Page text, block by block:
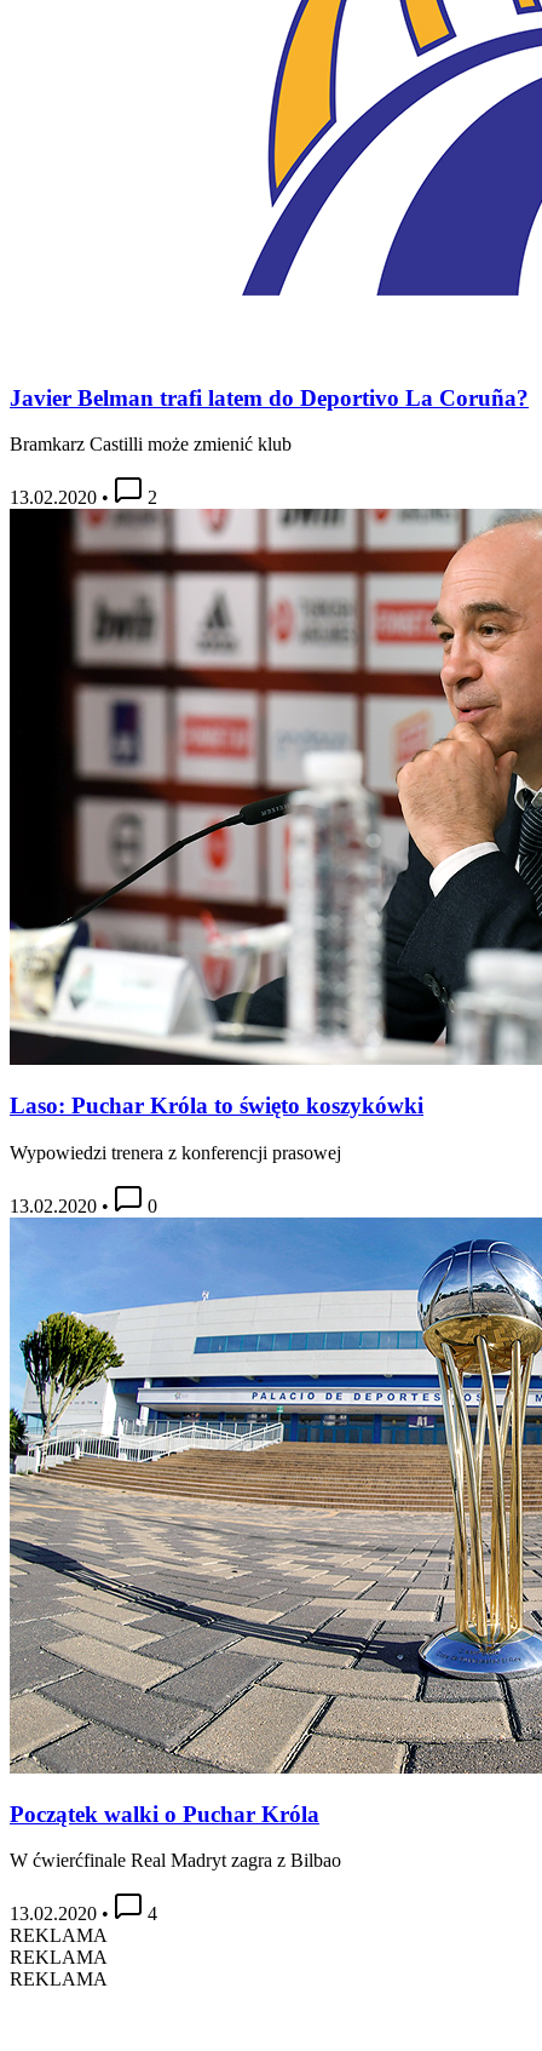
Javier Belman trafi latem do Deportivo La Coruña?
Bramkarz Castilli może zmienić klub
13.02.2020 • 2
Laso: Puchar Króla to święto koszykówki
Wypowiedzi trenera z konferencji prasowej
13.02.2020 • 0
Początek walki o Puchar Króla
W ćwierćfinale Real Madryt zagra z Bilbao
13.02.2020 •
4
REKLAMA
REKLAMA
REKLAMA